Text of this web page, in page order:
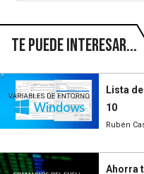
Te puede interesar...
Lista
10
Rubén
Ahorra